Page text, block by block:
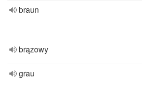
braun
brązowy
grau